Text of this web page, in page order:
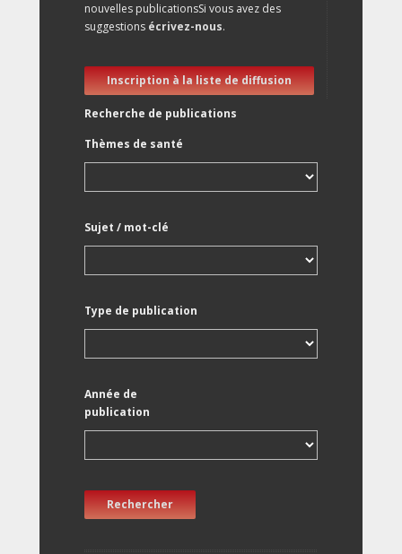
nouvelles publicationsSi vous avez des
suggestions écrivez-nous.
Inscription à la liste de diffusion
Recherche de publications
Thèmes de santé
Sujet / mot-clé
Type de publication
Année de
publication
Rechercher